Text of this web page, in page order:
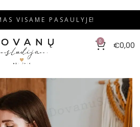
A S V I S A M E P A S A U L Y J E!
0 €0,00